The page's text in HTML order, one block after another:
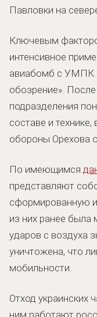
Павловки на
Ключевым
интенсивное
авиабомб с УМПК.
обозрение».
подразделения
составе и
обороны Орехова
По имеющимся
представляют
сформированную
из них ранее была
ударов с воздуха
уничтожена, что
мобильности.
Отход украинских
ним работают